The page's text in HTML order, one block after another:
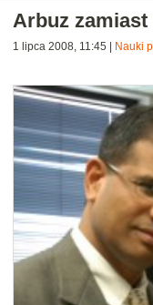
Arbuz
1 lipca 2008, 11:45 Nauki